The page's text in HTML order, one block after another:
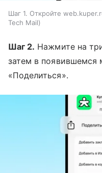
Шаг 1. Откройте
Tech Mail
Шаг 2. Нажмите на
затем в появившемся
«Поделиться».